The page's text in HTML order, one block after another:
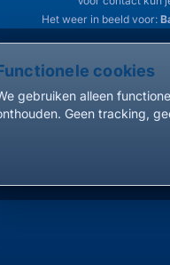
Het weer in beeld voor:
cookies
gebruiken alleen
Geen tracking,